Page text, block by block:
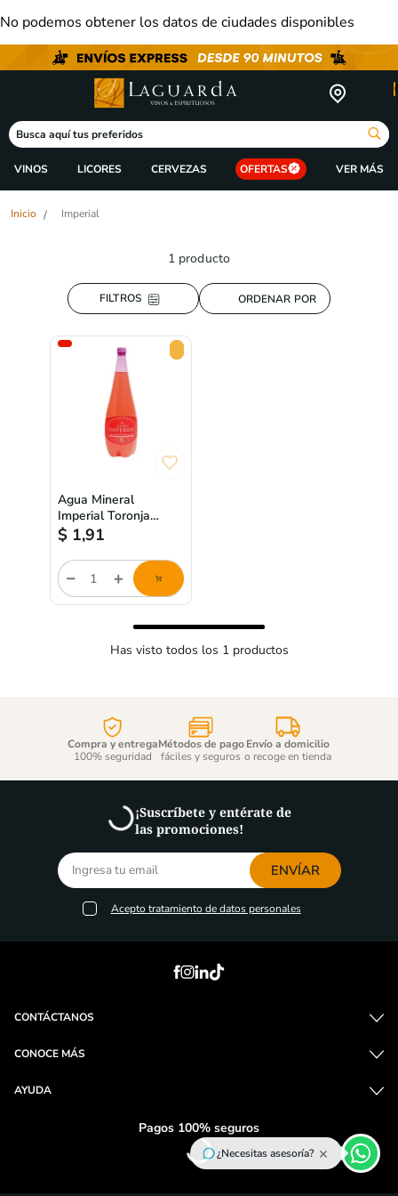
No podemos obtener los datos de ciudades disponibles
Busca aquí tus preferidos
VINOS LICORES CERVEZAS OFERTAS
¿Necesitas asesoría? ×
Imperial
1 producto
ORDENAR POR
Agua Mineral
Imperial Toronja
1500ml
$ 1,91
Cantidad
de
producto
Has visto todos los 1productos
Compra y entrega
100% seguridad
Métodos de pago
fáciles y seguros
Envío a domicilio
o recoge en tienda
¡Suscríbete y entérate de
las promociones!
ENVÍAR
Acepto tratamiento de datos personales
CONTÁCTANOS
CONOCE MÁS
AYUDA
Pagos 100% seguros